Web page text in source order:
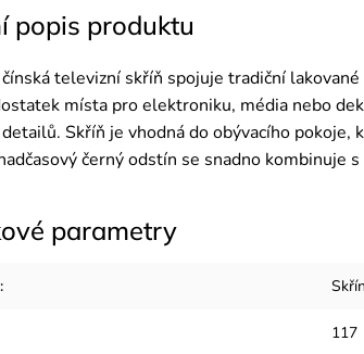
popis produktu
televizní skříň spojuje tradiční
místa pro elektroniku, média nebo
Skříň je vhodná do obývacího
černý odstín se snadno kombinuje
parametry
:
117